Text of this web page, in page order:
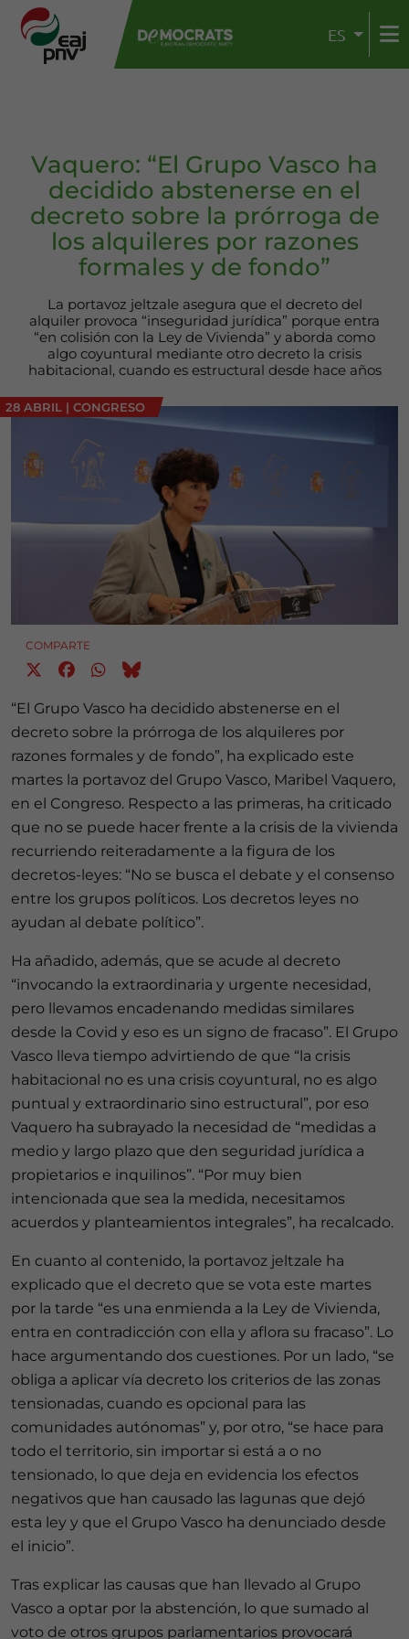
ES
Vaquero: “El Grupo Vasco ha
decidido abstenerse en el
decreto sobre la prórroga de
los alquileres por razones
formales y de fondo”
La portavoz jeltzale asegura que el decreto del
alquiler provoca “inseguridad jurídica” porque entra
“en colisión con la Ley de Vivienda” y aborda como
algo coyuntural mediante otro decreto la crisis
habitacional, cuando es estructural desde hace años
28 ABRIL | CONGRESO
COMPARTE
“El Grupo Vasco ha decidido abstenerse en el
decreto sobre la prórroga de los alquileres por
razones formales y de fondo”, ha explicado este
martes la portavoz del Grupo Vasco, Maribel Vaquero,
en el Congreso. Respecto a las primeras, ha criticado
que no se puede hacer frente a la crisis de la vivienda
recurriendo reiteradamente a la figura de los
decretos-leyes: “No se busca el debate y el consenso
entre los grupos políticos. Los decretos leyes no
ayudan al debate político”.
Ha añadido, además, que se acude al decreto
“invocando la extraordinaria y urgente necesidad,
pero llevamos encadenando medidas similares
desde la Covid y eso es un signo de fracaso”. El Grupo
Vasco lleva tiempo advirtiendo de que “la crisis
habitacional no es una crisis coyuntural, no es algo
puntual y extraordinario sino estructural”, por eso
Vaquero ha subrayado la necesidad de “medidas a
medio y largo plazo que den seguridad jurídica a
propietarios e inquilinos”. “Por muy bien
intencionada que sea la medida, necesitamos
acuerdos y planteamientos integrales”, ha recalcado.
En cuanto al contenido, la portavoz jeltzale ha
explicado que el decreto que se vota este martes
por la tarde “es una enmienda a la Ley de Vivienda,
entra en contradicción con ella y aflora su fracaso”. Lo
hace argumentando dos cuestiones. Por un lado, “se
obliga a aplicar vía decreto los criterios de las zonas
tensionadas, cuando es opcional para las
comunidades autónomas” y, por otro, “se hace para
todo el territorio, sin importar si está a o no
tensionado, lo que deja en evidencia los efectos
negativos que han causado las lagunas que dejó
esta ley y que el Grupo Vasco ha denunciado desde
el inicio”.
Tras explicar las causas que han llevado al Grupo
Vasco a optar por la abstención, lo que sumado al
voto de otros grupos parlamentarios provocará